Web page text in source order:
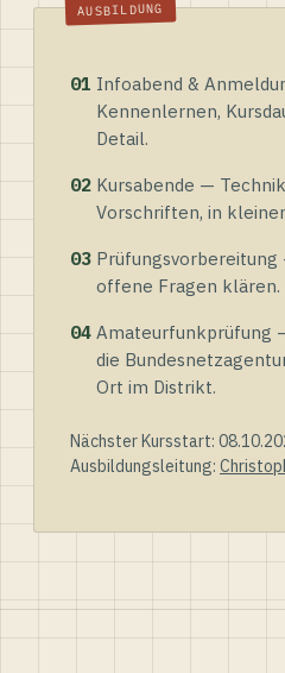
01 Infoabend &
Kennenlernen,
Detail.
02 Kursabende —
Vorschriften, in
03
offene Fragen klären.
04 Amateurfunkprüfung
die
Ort im Distrikt.
Nächster Kursstart:
Ausbildungsleitung: